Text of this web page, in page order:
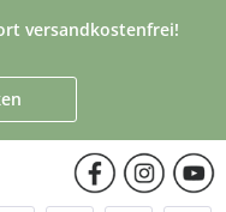
versandkostenfrei!